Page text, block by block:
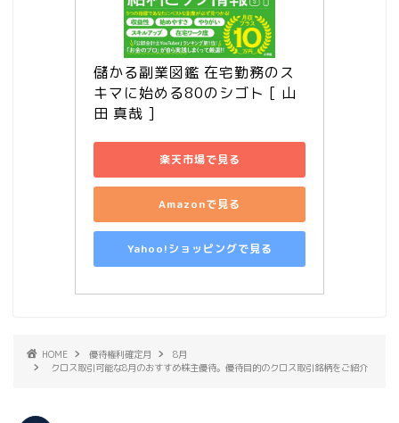
儲かる副業図鑑 在宅勤務のス
キマに始める80のシゴト [ 山
田 真哉 ]
楽天市場で見る
Amazonで見る
Yahoo!ショッピングで見る
HOME 優待権利確定月
8月
クロス取引可能な8月のおすすめ株主優待。優待目的のクロス取引銘柄をご紹介